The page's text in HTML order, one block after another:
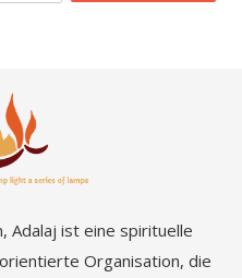
Adalaj ist eine spirituelle
Organisation, die